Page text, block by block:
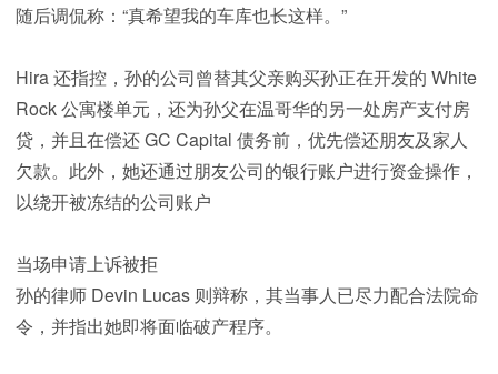
随后调侃称：“真希望我的车库也长这样。”
Hira 还指控，孙的公司曾替其父亲购买孙正在开发的 White
Rock 公寓楼单元，还为孙父在温哥华的另一处房产支付房
贷，并且在偿还 GC Capital 债务前，优先偿还朋友及家人
欠款。此外，她还通过朋友公司的银行账户进行资金操作，
以绕开被冻结的公司账户
当场申请上诉被拒
孙的律师 Devin Lucas 则辩称，其当事人已尽力配合法院命
令，并指出她即将面临破产程序。